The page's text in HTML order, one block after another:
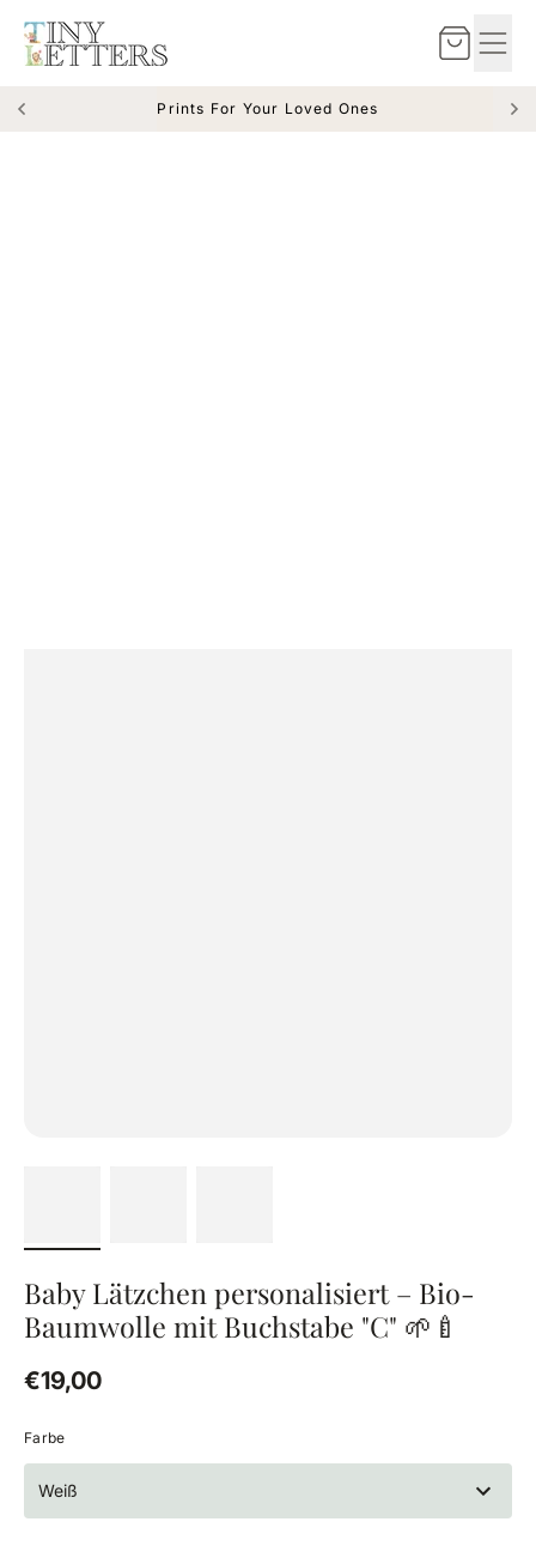
Warenkorb
Prints For Your Loved Ones
Baby Lätzchen personalisiert – Bio-
Baumwolle mit Buchstabe "C" 🌱🍼
Regulärer Preis
€19,00
Farbe
Weiß